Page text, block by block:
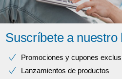
Suscríbete a nuestro
Promociones y cupones
Lanzamientos de productos